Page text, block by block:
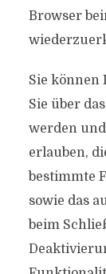
Browser
Sie können
Sie über
werden
erlauben,
bestimmte
sowie das
beim